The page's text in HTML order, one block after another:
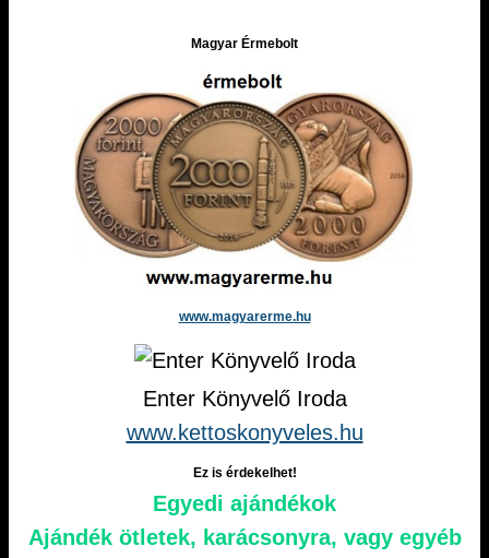
Magyar Érmebolt
www.magyarerme.hu
Enter Könyvelő Iroda
www.kettoskonyveles.hu
Ez is érdekelhet!
Egyedi ajándékok
Ajándék ötletek, karácsonyra, vagy egyéb